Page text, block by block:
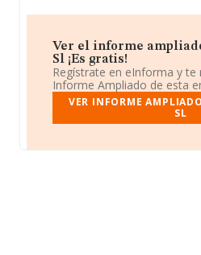
Ver el informe
Sl ¡Es gratis!
Regístrate en eInforma y te
Informe Ampliado de esta
VER INFORME
SL